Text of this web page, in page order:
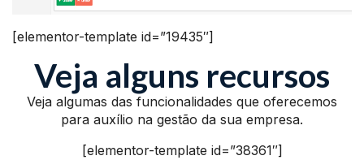
[elementor-template id=”19435″]
Veja alguns recursos
Veja algumas das funcionalidades que oferecemos
para auxílio na gestão da sua empresa.
[elementor-template id=”38361″]